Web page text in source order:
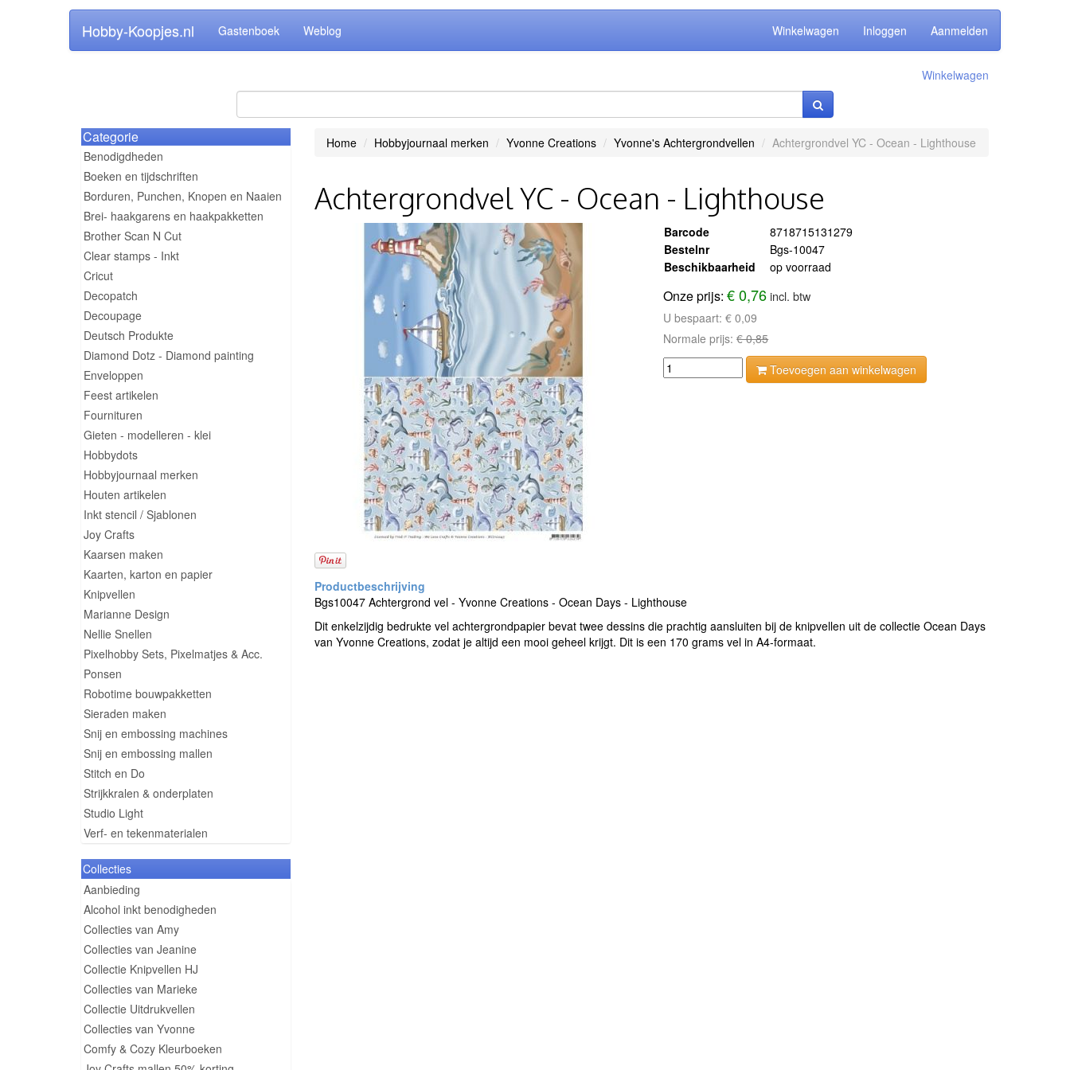
Hobby-Koopjes.nl Gastenboek Weblog Winkelwagen Inloggen Aanmelden
Winkelwagen
Categorie
Benodigdheden
Boeken en tijdschriften
Borduren, Punchen, Knopen en Naaien
Brei- haakgarens en haakpakketten
Brother Scan N Cut
Clear stamps - Inkt
Cricut
Decopatch
Decoupage
Deutsch Produkte
Diamond Dotz - Diamond painting
Enveloppen
Feest artikelen
Fournituren
Gieten - modelleren - klei
Hobbydots
Hobbyjournaal merken
Houten artikelen
Inkt stencil / Sjablonen
Joy Crafts
Kaarsen maken
Kaarten, karton en papier
Knipvellen
Marianne Design
Nellie Snellen
Pixelhobby Sets, Pixelmatjes & Acc.
Ponsen
Robotime bouwpakketten
Sieraden maken
Snij en embossing machines
Snij en embossing mallen
Stitch en Do
Strijkkralen & onderplaten
Studio Light
Verf- en tekenmaterialen
Collecties
Aanbieding
Alcohol inkt benodigheden
Collecties van Amy
Collecties van Jeanine
Collectie Knipvellen HJ
Collecties van Marieke
Collectie Uitdrukvellen
Collecties van Yvonne
Comfy & Cozy Kleurboeken
Home Hobbyjournaal merken Yvonne Creations Yvonne's Achtergrondvellen Achtergrondvel YC - Ocean - Lighthouse
Achtergrondvel YC - Ocean - Lighthouse
Barcode
8718715131279
Bestelnr
Bgs-10047
Beschikbaarheid
op voorraad
Onze prijs:€ 0,76 incl. btw
U bespaart:€ 0,09
Normale prijs:€ 0,85
Toevoegen aan winkelwagen
Bgs10047 Achtergrond vel - Yvonne Creations - Ocean Days - Lighthouse
Dit enkelzijdig bedrukte vel achtergrondpapier bevat twee dessins die prachtig aansluiten bij de knipvellen uit de collectie Ocean Days
van Yvonne Creations, zodat je altijd een mooi geheel krijgt. Dit is een 170 grams vel in A4-formaat.